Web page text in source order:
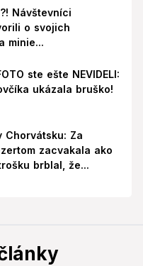
Návštevníci
o svojich
minie...
ste ešte NEVIDELI:
ukázala bruško!
Chorvátsku: Za
zacvakala ako
brblal, že...